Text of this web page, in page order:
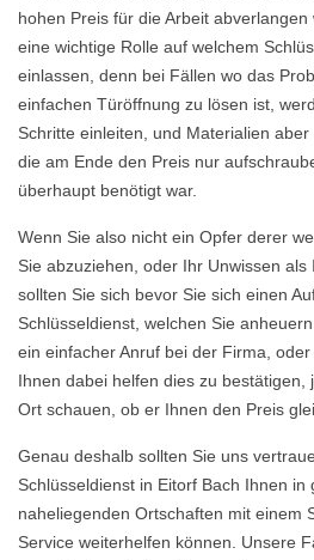
hohen Preis für die Arbeit
eine wichtige Rolle auf welchem
einlassen, denn bei Fällen wo das
einfachen Türöffnung zu lösen ist,
Schritte einleiten, und Materialien aber
die am Ende den Preis nur
überhaupt benötigt war.
Wenn Sie also nicht ein Opfer derer
Sie abzuziehen, oder Ihr Unwissen als
sollten Sie sich bevor Sie sich einen
Schlüsseldienst, welchen Sie
ein einfacher Anruf bei der Firma,
Ihnen dabei helfen dies zu bestätigen,
Ort schauen, ob er Ihnen den Preis
Genau deshalb sollten Sie uns
Schlüsseldienst in Eitorf Bach Ihnen in
naheliegenden Ortschaften mit einem
Service weiterhelfen können. Unsere